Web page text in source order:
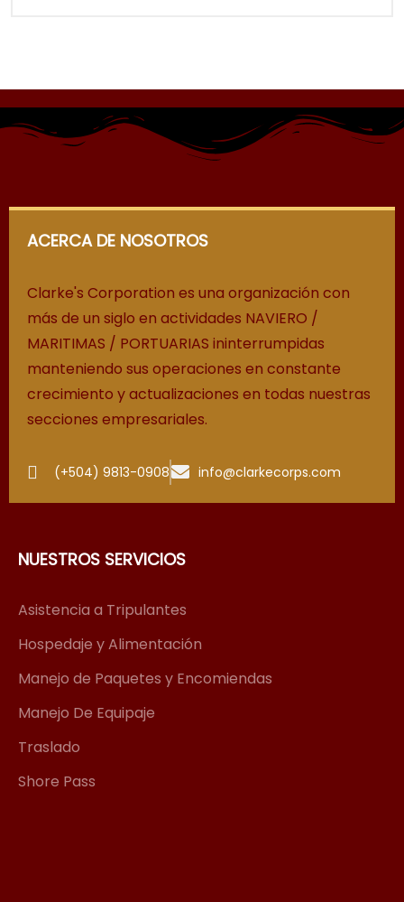
ACERCA DE NOSOTROS
Clarke's Corporation es una organización con
más de un siglo en actividades NAVIERO /
MARITIMAS / PORTUARIAS ininterrumpidas
manteniendo sus operaciones en constante
crecimiento y actualizaciones en todas nuestras
secciones empresariales.
(+504) 9813-0908 info@clarkecorps.com
NUESTROS SERVICIOS
Asistencia a Tripulantes
Hospedaje y Alimentación
Manejo de Paquetes y Encomiendas
Manejo De Equipaje
Traslado
Shore Pass